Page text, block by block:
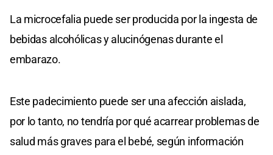
La microcefalia puede ser producida por la ingesta de
bebidas alcohólicas y alucinógenas durante el
embarazo.
Este padecimiento puede ser una afección aislada,
por lo tanto, no tendría por qué acarrear problemas de
salud más graves para el bebé, según información